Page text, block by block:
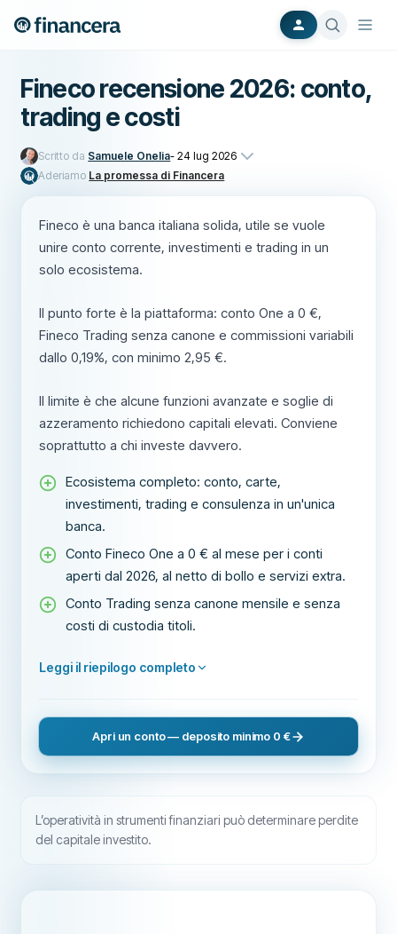
Fineco recensione 2026: conto,
trading e costi
Scritto da Samuele Onelia-24 lug 2026
Aderiamo La promessa di Financera
Fineco è una banca italiana solida, utile se vuole
unire conto corrente, investimenti e trading in un
solo ecosistema.
Il punto forte è la piattaforma: conto One a 0 €,
Fineco Trading senza canone e commissioni variabili
dallo 0,19%, con minimo 2,95 €.
Il limite è che alcune funzioni avanzate e soglie di
azzeramento richiedono capitali elevati. Conviene
soprattutto a chi investe davvero.
Ecosistema completo: conto, carte,
investimenti, trading e consulenza in un'unica
banca.
Conto Fineco One a 0 € al mese per i conti
aperti dal 2026, al netto di bollo e servizi extra.
Conto Trading senza canone mensile e senza
costi di custodia titoli.
Leggi il riepilogo completo
Apri un conto — deposito minimo 0 €
L’operatività in strumenti finanziari può determinare perdite
del capitale investito.